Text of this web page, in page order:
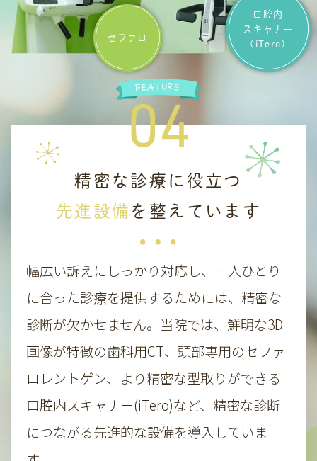
セファロ
口腔内
スキャナー
(iTero)
精密な診療に役立つ
先進設備 を整えています
幅広い訴えにしっかり対応し、一人ひとり
に合った診療を提供するためには、精密な
診断が欠かせません。当院では、鮮明な3D
画像が特徴の歯科用CT、 頭部専用のセファ
ロレントゲン、より精密な型取りができる
口腔内スキャナー(iTero)など、精密な診断
につながる先進的な設備を導入していま